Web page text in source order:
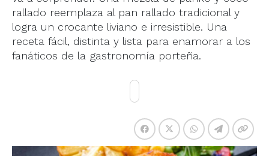
rallado reemplaza al pan rallado tradicional y
logra un crocante liviano e irresistible. Una
receta fácil, distinta y lista para enamorar a los
fanáticos de la gastronomía porteña.